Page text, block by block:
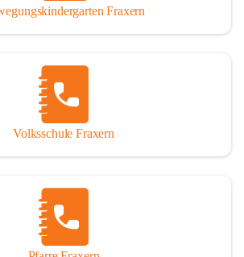
Fraxern
Volksschule Fraxern